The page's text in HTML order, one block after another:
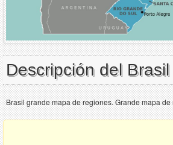
Descripción del
Brasil grande mapa de regiones. Grande mapa